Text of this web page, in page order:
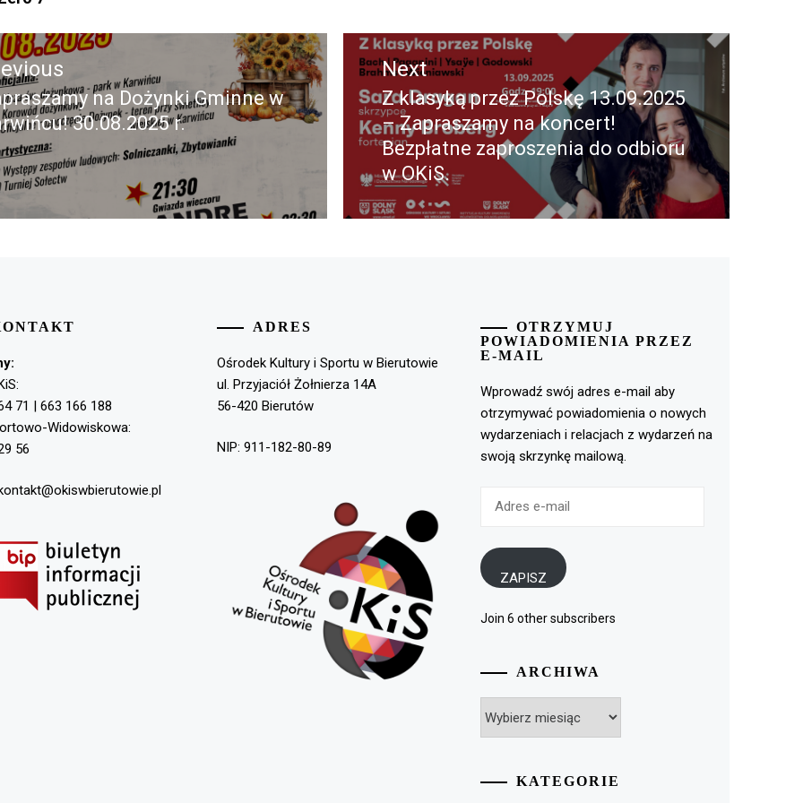
na Dożynki Gminne w
30.08.2025 r.
Next
Next
post:
Z klasyką przez Polskę 13.09.2025
– Zapraszamy na koncert!
Bezpłatne zaproszenia do odbioru
w OKiS.
71 | 663 166 188
Widowiskowa:
56
ADRES
Ośrodek Kultury i Sportu w Bierutowie
ul. Przyjaciół Żołnierza 14A
56-420 Bierutów
NIP: 911-182-80-89
OTRZYMUJ
POWIADOMIENIA PRZEZ
E-MAIL
Wprowadź swój adres e-mail aby
otrzymywać powiadomienia o nowych
wydarzeniach i relacjach z wydarzeń na
swoją skrzynkę mailową.
ZAPISZ
Join 6 other subscribers
ARCHIWA
KATEGORIE